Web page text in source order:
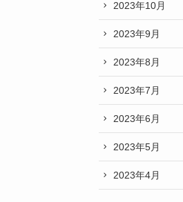
2023年10月
2023年9月
2023年8月
2023年7月
2023年6月
2023年5月
2023年4月